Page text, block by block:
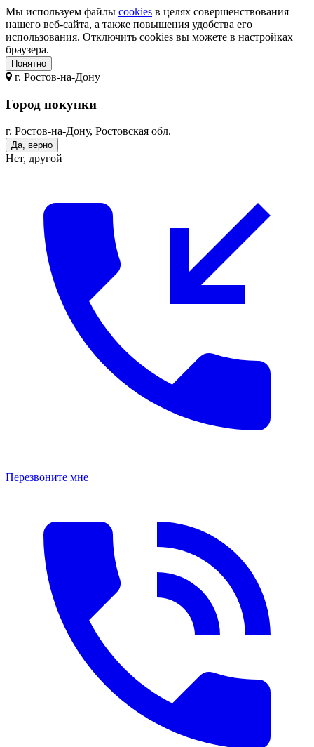
Мы используем файлы cookies в целях совершенствования
нашего веб-сайта, а также повышения удобства его
использования. Отключить cookies вы можете в настройках
браузера.
Понятно
г. Ростов-на-Дону
Город покупки
г. Ростов-на-Дону, Ростовская обл.
Да, верно
Нет, другой
Перезвоните мне